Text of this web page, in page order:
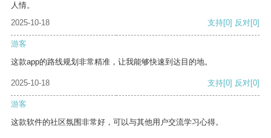
人情。
2025-10-18
支持[0] 反对[0]
游客
这款app的路线规划非常精准，让我能够快速到达目的地。
2025-10-18 支持[0] 反对[0]
游客
这款软件的社区氛围非常好，可以与其他用户交流学习心得。